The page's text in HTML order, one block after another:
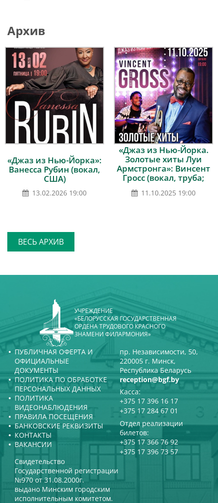
Архив
«Джаз из Нью-Йорка»:
Ванесса Рубин (вокал,
США)
13.02.2026 19:00
«Джаз из Нью-Йорка.
Золотые хиты Луи
Армстронга»: Винсент
Гросс (вокал, труба;
11.10.2025 19:00
ВЕСЬ АРХИВ
УЧРЕЖДЕНИЕ
«БЕЛОРУССКАЯ ГОСУДАРСТВЕННАЯ
ОРДЕНА ТРУДОВОГО КРАСНОГО
ЗНАМЕНИ ФИЛАРМОНИЯ»
ПУБЛИЧНАЯ ОФЕРТА И
ОФИЦИАЛЬНЫЕ
ДОКУМЕНТЫ
ПОЛИТИКА ПО ОБРАБОТКЕ
ПЕРСОНАЛЬНЫХ ДАННЫХ
ПОЛИТИКА
ВИДЕОНАБЛЮДЕНИЯ
ПРАВИЛА ПОСЕЩЕНИЯ
БАНКОВСКИЕ РЕКВИЗИТЫ
КОНТАКТЫ
ВАКАНСИИ
пр. Независимости, 50,
220005 г. Минск,
Республика Беларусь
reception@bgf.by
Касса:
+375 17 396 16 17
+375 17 284 67 01
Отдел реализации
билетов:
+375 17 366 76 92
+375 17 396 73 57
Свидетельство
Государственной регистрации
№970 от 31.08.2000г.
выдано Минским городским
исполнительным комитетом.